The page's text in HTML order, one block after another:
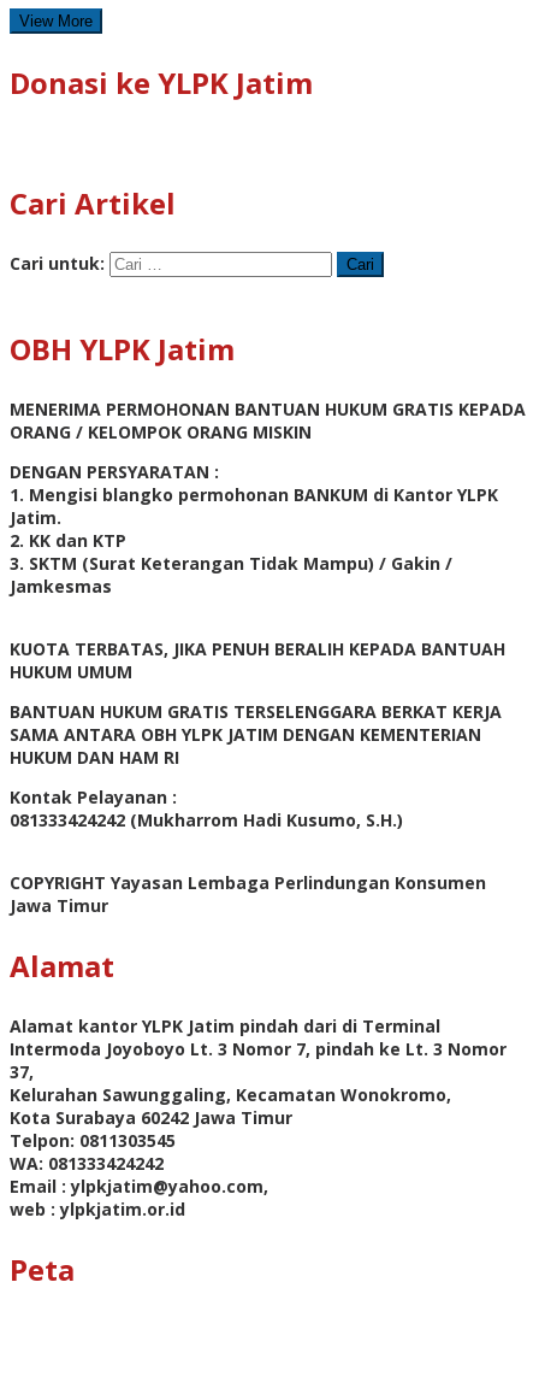
View More
Donasi ke YLPK Jatim
Cari Artikel
Cari untuk:
OBH YLPK Jatim
MENERIMA PERMOHONAN BANTUAN HUKUM GRATIS KEPADA
ORANG / KELOMPOK ORANG MISKIN
DENGAN PERSYARATAN :
1. Mengisi blangko permohonan BANKUM di Kantor YLPK
Jatim.
2. KK dan KTP
3. SKTM (Surat Keterangan Tidak Mampu) / Gakin /
Jamkesmas
KUOTA TERBATAS, JIKA PENUH BERALIH KEPADA BANTUAH
HUKUM UMUM
BANTUAN HUKUM GRATIS TERSELENGGARA BERKAT KERJA
SAMA ANTARA OBH YLPK JATIM DENGAN KEMENTERIAN
HUKUM DAN HAM RI
Kontak Pelayanan :
081333424242 (Mukharrom Hadi Kusumo, S.H.)
COPYRIGHT Yayasan Lembaga Perlindungan Konsumen
Jawa Timur
Alamat
Alamat kantor YLPK Jatim pindah dari di Terminal
Intermoda Joyoboyo Lt. 3 Nomor 7, pindah ke Lt. 3 Nomor
37,
Kelurahan Sawunggaling, Kecamatan Wonokromo,
Kota Surabaya 60242 Jawa Timur
Telpon: 0811303545
WA: 081333424242
Email : ylpkjatim@yahoo.com,
web : ylpkjatim.or.id
Peta